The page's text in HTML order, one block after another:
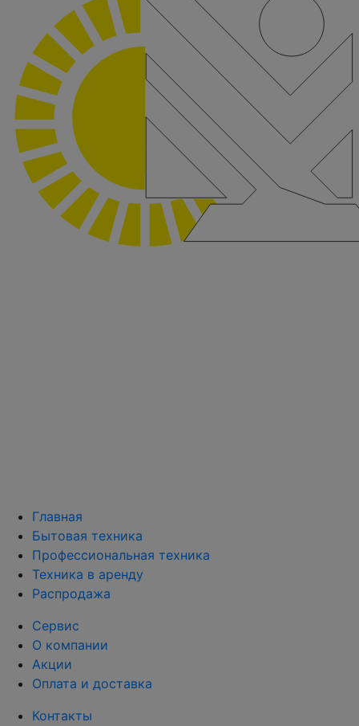
Главная
Бытовая техника
Профессиональная техника
Техника в аренду
Распродажа
Сервис
О компании
Акции
Оплата и доставка
Контакты